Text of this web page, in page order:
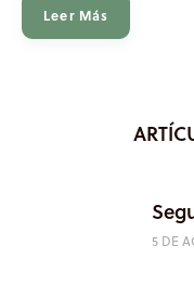
Leer Más
5 DE